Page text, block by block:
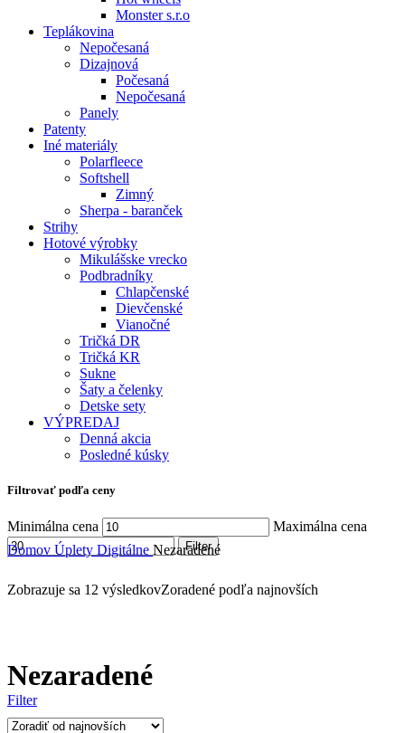
Monster s.r.o
Teplákovina
Nepočesaná
Dizajnová
Počesaná
Nepočesaná
Panely
Patenty
Iné materiály
Polarfleece
Softshell
Zimný
Sherpa - baranček
Strihy
Hotové výrobky
Mikulášske vrecko
Podbradníky
Chlapčenské
Dievčenské
Vianočné
Tričká DR
Tričká KR
Sukne
Šaty a čelenky
Detske sety
VÝPREDAJ
Denná akcia
Posledné kúsky
Filtrovať podľa ceny
Minimálna cena Maximálna cena
Filter
Domov Úplety Digitálne Nezaradené
Zobrazuje sa 12 výsledkovZoradené podľa najnovších
Nezaradené
Filter